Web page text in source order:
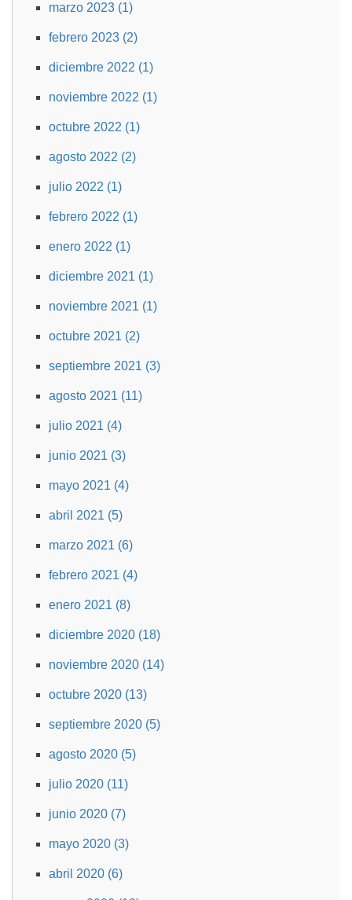
marzo 2023 (1)
febrero 2023 (2)
diciembre 2022 (1)
noviembre 2022 (1)
octubre 2022 (1)
agosto 2022 (2)
julio 2022 (1)
febrero 2022 (1)
enero 2022 (1)
diciembre 2021 (1)
noviembre 2021 (1)
octubre 2021 (2)
septiembre 2021 (3)
agosto 2021 (11)
julio 2021 (4)
junio 2021 (3)
mayo 2021 (4)
abril 2021 (5)
marzo 2021 (6)
febrero 2021 (4)
enero 2021 (8)
diciembre 2020 (18)
noviembre 2020 (14)
octubre 2020 (13)
septiembre 2020 (5)
agosto 2020 (5)
julio 2020 (11)
junio 2020 (7)
mayo 2020 (3)
abril 2020 (6)